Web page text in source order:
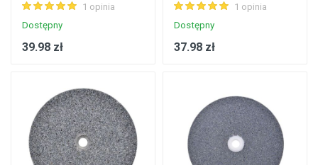
1 opinia
Dostępny
39.98 zł
1 opinia
Dostępny
37.98 zł